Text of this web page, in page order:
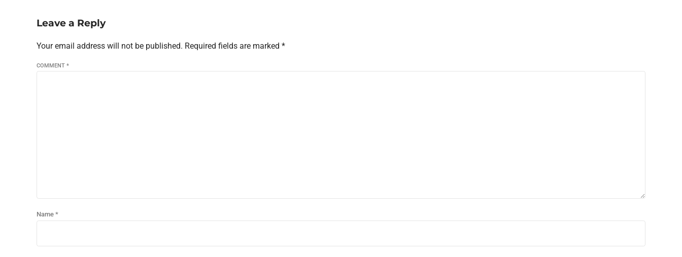
Leave a Reply
Your email address will not be published. Required fields are marked *
COMMENT *
Name *